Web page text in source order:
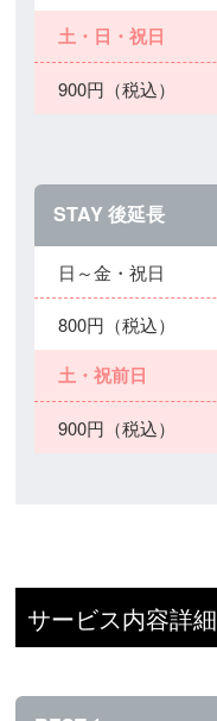
土・日・祝日
900円（税込）
STAY 後延長
日～金・祝日
800円（税込）
土・祝前日
900円（税込）
サービス内容詳細